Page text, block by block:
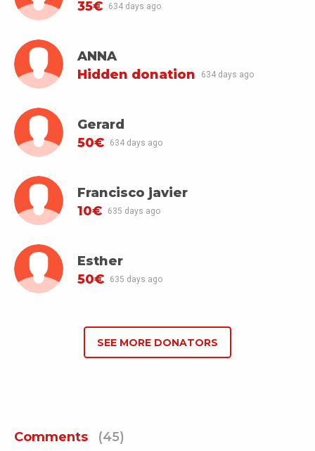
35€ 634 days ago
ANNA
Hidden donation
634 days ago
Gerard
50€
634 days ago
Francisco javier
10€
635 days ago
Esther
50€
635 days ago
SEE MORE DONATORS
Comments (45)